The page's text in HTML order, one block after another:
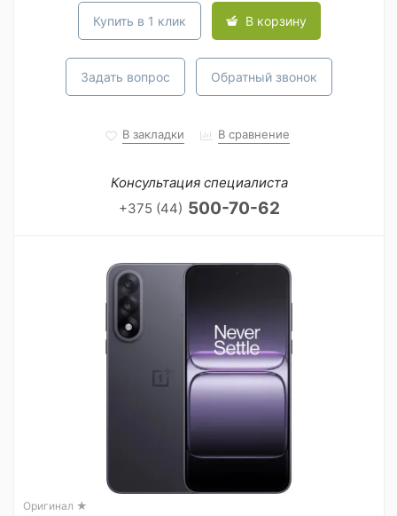
Купить в 1 клик В корзину
Задать вопрос Обратный звонок
В закладки В сравнение
Консультация специалиста
+375 (44) 500-70-62
Оригинал ★